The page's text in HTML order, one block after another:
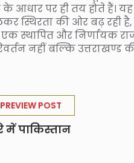
के आधार पर ही तय होते हैं।
स्थिरता की ओर बढ़ रही
स्थापित और निर्णायक
नहीं बल्कि उत्तराखण्ड
PREVIEW POST
में पाकिस्तान